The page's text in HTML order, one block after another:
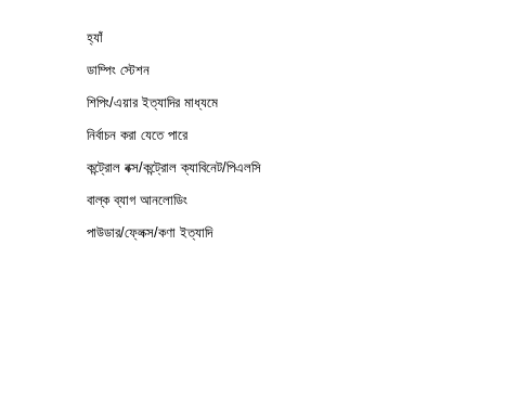
হ্যাঁ
ডাম্পিং স্টেশন
শিপিং/এয়ার ইত্যাদির মাধ্যমে
নির্বাচন করা যেতে পারে
কন্ট্রোল বক্স/কন্ট্রোল ক্যাবিনেট/পিএলসি
বাল্ক ব্যাগ আনলোডিং
পাউডার/ফ্লেক্স/কণা ইত্যাদি